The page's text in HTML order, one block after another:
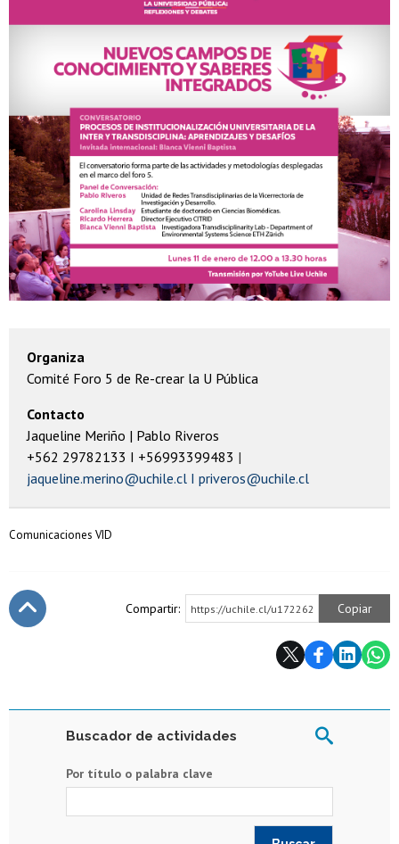
Organiza
Comité Foro 5 de Re-crear la U Pública
Contacto
Jaqueline Meriño | Pablo Riveros
+562 29782133 I +56993399483
jaqueline.merino@uchile.cl I priveros@uchile.cl
Comunicaciones VID
Compartir: https://uchile.cl/u172262 Copiar
Buscador de actividades
Por título o palabra clave